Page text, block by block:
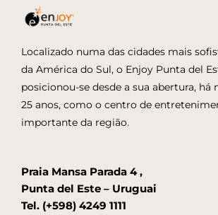
Localizado numa das cidades mais
da América do Sul, o Enjoy Punta del
posicionou-se desde a sua abertura, há
25 anos, como o centro de
importante da região.
Praia Mansa Parada 4 ,
Punta del Este – Uruguai
Tel. (+598) 4249 1111